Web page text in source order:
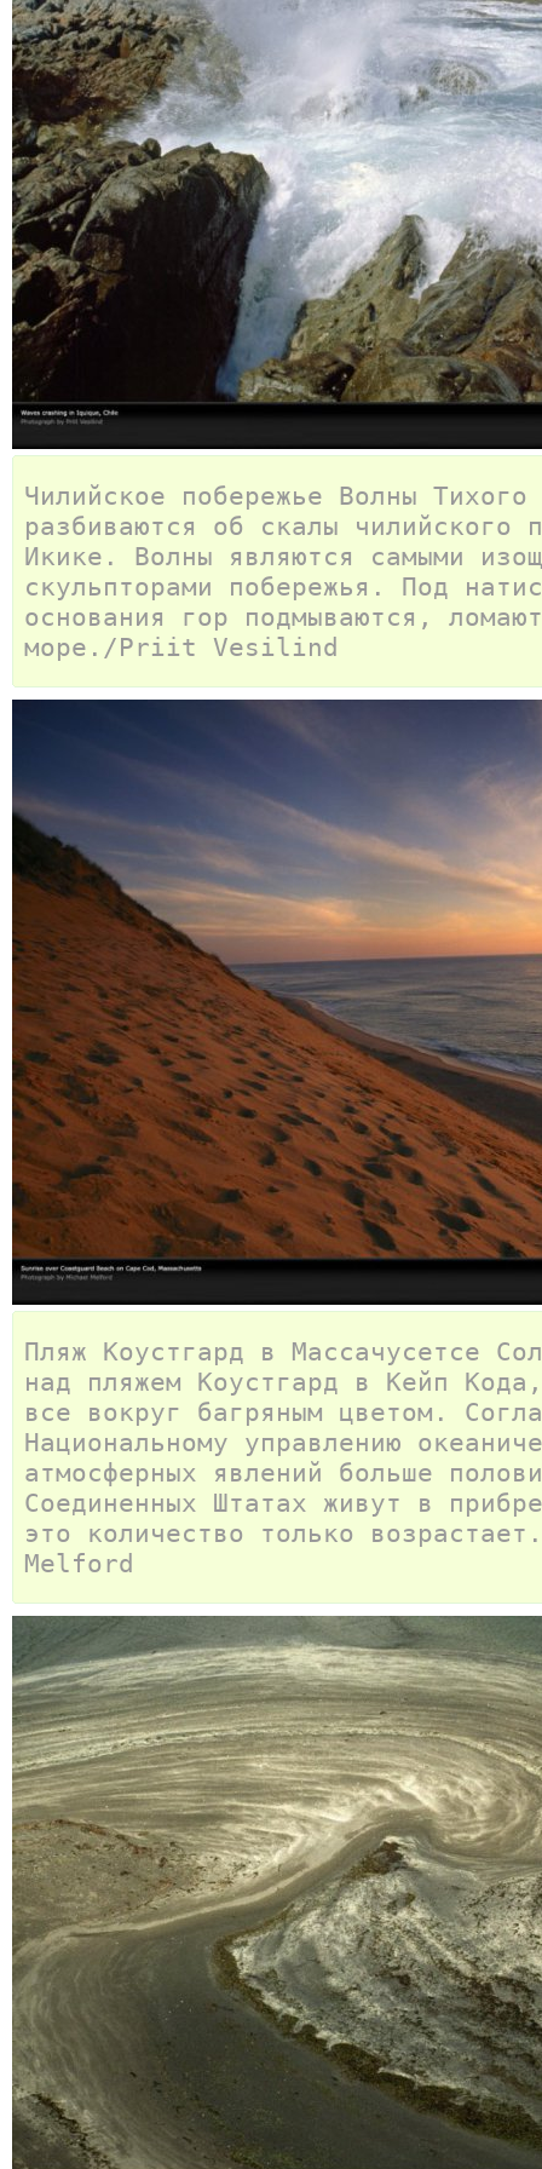
Чилийское побережье Волны Тихого
разбиваются об скалы чилийского
Икике. Волны являются самыми
скульпторами побережья. Под
основания гор подмываются,
море./Priit Vesilind
Пляж Коустгард в Массачусетсе
над пляжем Коустгард в Кейп
все вокруг багряным цветом.
Национальному управлению
атмосферных явлений больше
Соединенных Штатах живут в
это количество только
Melford